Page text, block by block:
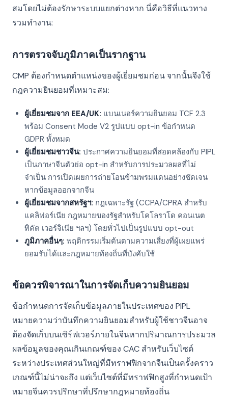
สมโดยไม่ต้องรักษาระบบแยกต่างหาก นี่คือวิธีที่แนวทาง
รวมทำงาน:
การตรวจจับภูมิภาคเป็นรากฐาน
CMP ต้องกำหนดตำแหน่งของผู้เยี่ยมชมก่อน จากนั้นจึงใช้
กฎความยินยอมที่เหมาะสม:
ผู้เยี่ยมชมจาก EEA/UK: แบนเนอร์ความยินยอม TCF 2.3
พร้อม Consent Mode V2 รูปแบบ opt-in ข้อกำหนด
GDPR ทั้งหมด
ผู้เยี่ยมชมชาวจีน: ประกาศความยินยอมที่สอดคล้องกับ PIPL
เป็นภาษาจีนตัวย่อ opt-in สำหรับการประมวลผลที่ไม่
จำเป็น การเปิดเผยการถ่ายโอนข้ามพรมแดนอย่างชัดเจน
หากข้อมูลออกจากจีน
ผู้เยี่ยมชมจากสหรัฐฯ: กฎเฉพาะรัฐ (CCPA/CPRA สำหรับ
แคลิฟอร์เนีย กฎหมายของรัฐสำหรับโคโลราโด คอนเนต
ทิคัต เวอร์จิเนีย ฯลฯ) โดยทั่วไปเป็นรูปแบบ opt-out
ภูมิภาคอื่นๆ: พฤติกรรมเริ่มต้นตามความเสี่ยงที่ผู้เผยแพร่
ยอมรับได้และกฎหมายท้องถิ่นที่บังคับใช้
ข้อควรพิจารณาในการจัดเก็บความยินยอม
ข้อกำหนดการจัดเก็บข้อมูลภายในประเทศของ PIPL
หมายความว่าบันทึกความยินยอมสำหรับผู้ใช้ชาวจีนอาจ
ต้องจัดเก็บบนเซิร์ฟเวอร์ภายในจีนหากปริมาณการประมวล
ผลข้อมูลของคุณเกินเกณฑ์ของ CAC สำหรับเว็บไซต์
ระหว่างประเทศส่วนใหญ่ที่มีทราฟฟิกจากจีนเป็นครั้งคราว
เกณฑ์นี้ไม่น่าจะถึง แต่เว็บไซต์ที่มีทราฟฟิกสูงที่กำหนดเป้า
หมายจีนควรปรึกษาที่ปรึกษากฎหมายท้องถิ่น